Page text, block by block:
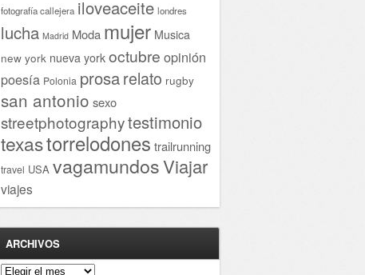
fotografía callejera iloveaceite londres
lucha Madrid Moda mujer Musica
new york nueva york octubre opinión
poesía Polonia prosarelato rugby
san antonio sexo
streetphotographytestimonio
texastorrelodones trailrunning
travel USA vagamundosViajar
viajes
ARCHIVOS
Archivos